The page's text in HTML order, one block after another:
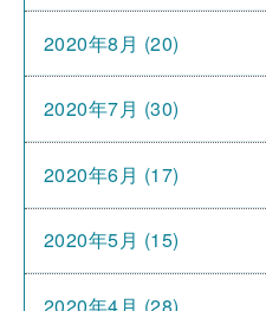
2020年8月 (20)
2020年7月 (30)
2020年6月 (17)
2020年5月 (15)